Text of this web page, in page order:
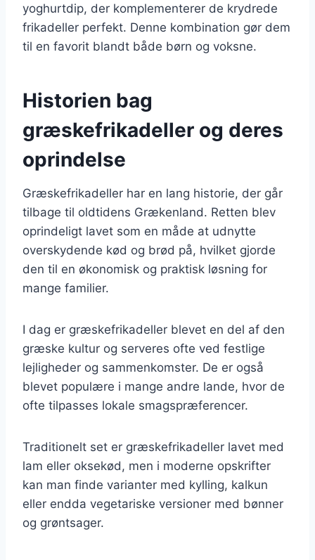
yoghurtdip, der komplementerer de krydrede
frikadeller perfekt. Denne kombination gør dem
til en favorit blandt både børn og voksne.
Historien bag
græskefrikadeller og deres
oprindelse
Græskefrikadeller har en lang historie, der går
tilbage til oldtidens Grækenland. Retten blev
oprindeligt lavet som en måde at udnytte
overskydende kød og brød på, hvilket gjorde
den til en økonomisk og praktisk løsning for
mange familier.
I dag er græskefrikadeller blevet en del af den
græske kultur og serveres ofte ved festlige
lejligheder og sammenkomster. De er også
blevet populære i mange andre lande, hvor de
ofte tilpasses lokale smagspræferencer.
Traditionelt set er græskefrikadeller lavet med
lam eller oksekød, men i moderne opskrifter
kan man finde varianter med kylling, kalkun
eller endda vegetariske versioner med bønner
og grøntsager.